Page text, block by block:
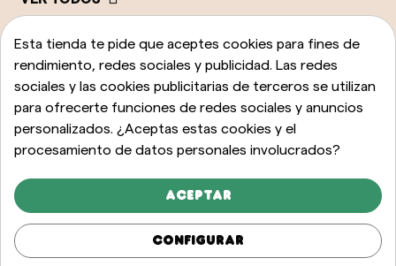
Esta tienda te pide que aceptes cookies para fines de
rendimiento, redes sociales y publicidad. Las redes
sociales y las cookies publicitarias de terceros se utilizan
para ofrecerte funciones de redes sociales y anuncios
personalizados. ¿Aceptas estas cookies y el
procesamiento de datos personales involucrados?
Aceptar
Configurar